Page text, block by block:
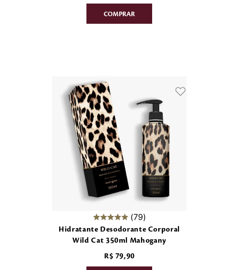
79
Hidratante Desodorante Corporal
Wild Cat 350ml Mahogany
R$ 79,90